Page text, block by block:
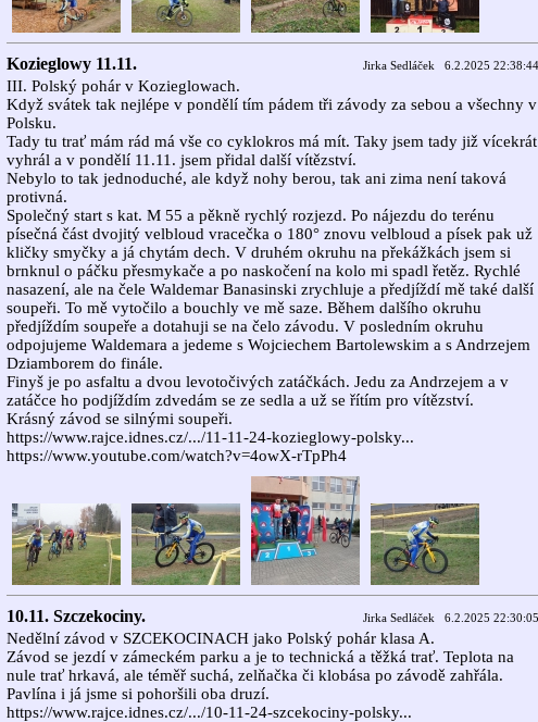
Kozieglowy 11.11. Jirka Sedláček 6.2.2025 22:38:44
III. Polský pohár v Kozieglowach.
Když svátek tak nejlépe v pondělí tím pádem tři závody za sebou a všechny v
Polsku.
Tady tu trať mám rád má vše co cyklokros má mít. Taky jsem tady již vícekrát
vyhrál a v pondělí 11.11. jsem přidal další vítězství.
Nebylo to tak jednoduché, ale když nohy berou, tak ani zima není taková
protivná.
Společný start s kat. M 55 a pěkně rychlý rozjezd. Po nájezdu do terénu
písečná část dvojitý velbloud vracečka o 180° znovu velbloud a písek pak už
kličky smyčky a já chytám dech. V druhém okruhu na překážkách jsem si
brnknul o páčku přesmykače a po naskočení na kolo mi spadl řetěz. Rychlé
nasazení, ale na čele Waldemar Banasinski zrychluje a předjíždí mě také další
soupeři. To mě vytočilo a bouchly ve mě saze. Během dalšího okruhu
předjíždím soupeře a dotahuji se na čelo závodu. V posledním okruhu
odpojujeme Waldemara a jedeme s Wojciechem Bartolewskim a s Andrzejem
Dziamborem do finále.
Finyš je po asfaltu a dvou levotočivých zatáčkách. Jedu za Andrzejem a v
zatáčce ho podjíždím zdvedám se ze sedla a už se řítím pro vítězství.
Krásný závod se silnými soupeři.
https://www.rajce.idnes.cz/.../11-11-24-kozieglowy-polsky...
https://www.youtube.com/watch?v=4owX-rTpPh4
10.11. Szczekociny. Jirka Sedláček 6.2.2025 22:30:05
Nedělní závod v SZCEKOCINACH jako Polský pohár klasa A.
Závod se jezdí v zámeckém parku a je to technická a těžká trať. Teplota na
nule trať hrkavá, ale téměř suchá, zelňačka či klobása po závodě zahřála.
Pavlína i já jsme si pohoršili oba druzí.
https://www.rajce.idnes.cz/.../10-11-24-szcekociny-polsky...